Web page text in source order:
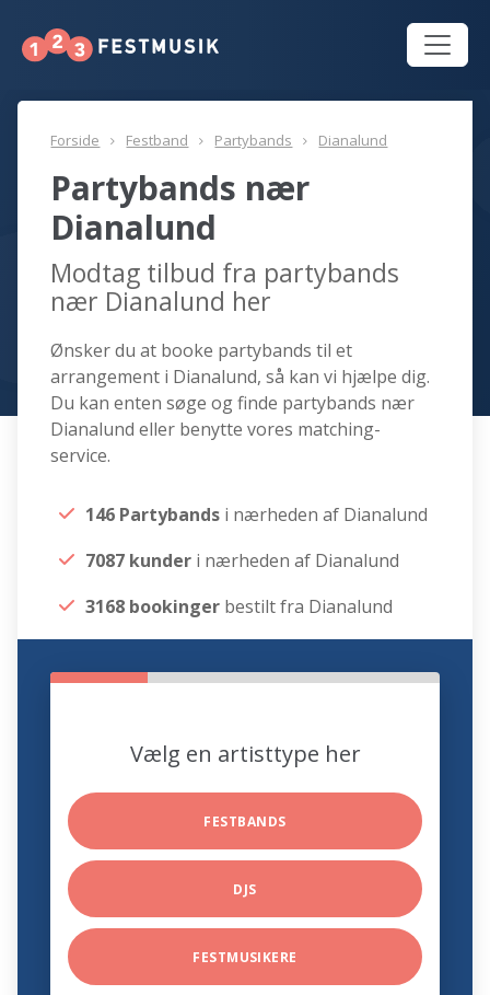
Forside Festband Partybands Dianalund
Partybands nær
Dianalund
Modtag tilbud fra partybands
nær Dianalund her
Ønsker du at booke partybands til et
arrangement i Dianalund, så kan vi hjælpe dig.
Du kan enten søge og finde partybands nær
Dianalund eller benytte vores matching-
service.
146 Partybands i nærheden af Dianalund
7087 kunder i nærheden af Dianalund
3168 bookinger bestilt fra Dianalund
Vælg en artisttype her
FESTBANDS
DJS
FESTMUSIKERE